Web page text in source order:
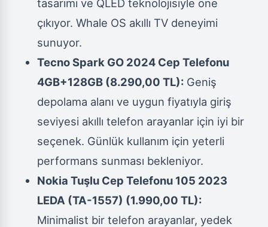
tasarımı ve QLED teknolojisiyle öne
çıkıyor. Whale OS akıllı TV deneyimi
sunuyor.
Tecno Spark GO 2024 Cep Telefonu
4GB+128GB (8.290,00 TL): Geniş
depolama alanı ve uygun fiyatıyla giriş
seviyesi akıllı telefon arayanlar için iyi bir
seçenek. Günlük kullanım için yeterli
performans sunması bekleniyor.
Nokia Tuşlu Cep Telefonu 105 2023
LEDA (TA-1557) (1.990,00 TL):
Minimalist bir telefon arayanlar, yedek